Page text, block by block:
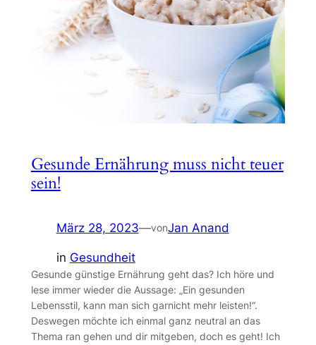
Gesunde Ernährung muss nicht teuer
sein!
März 28, 2023—vonJan Anand
in Gesundheit
Gesunde günstige Ernährung geht das? Ich höre und
lese immer wieder die Aussage: „Ein gesunden
Lebensstil, kann man sich garnicht mehr leisten!“.
Deswegen möchte ich einmal ganz neutral an das
Thema ran gehen und dir mitgeben, doch es geht! Ich